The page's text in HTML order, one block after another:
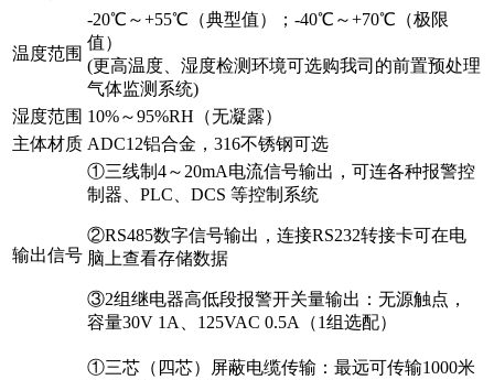
温度范围
-20℃～+55℃（典型值）；-40℃～+70℃（极限
值）
(更高温度、湿度检测环境可选购我司的前置预处理
气体监测系统)
湿度范围 10%～95%RH（无凝露）
主体材质 ADC12铝合金，316不锈钢可选
输出信号
①三线制4～20mA电流信号输出，可连各种报警控
制器、PLC、DCS 等控制系统
②RS485数字信号输出，连接RS232转接卡可在电
脑上查看存储数据
③2组继电器高低段报警开关量输出：无源触点，
容量30V 1A、125VAC 0.5A（1组选配）
①三芯（四芯）屏蔽电缆传输：最远可传输1000米